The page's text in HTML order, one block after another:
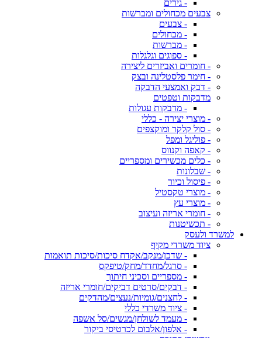
- גירים
צבעים מכחולים ומברשות
- צבעים
- מכחולים
- מברשות
- ספוגים וגלגלות
- חומרים ואביזרים ליצירה
- חימר פלסטלינה ובצק
- דבק ואמצעי הדבקה
מדבקות וטפטים
- מדבקות עגולות
- מוצרי יצירה - כללי
- סול קלקר ומוקצפים
- פוליגל ומפל
- קאפה וקנווס
- כלים מכשירים ומספריים
- שבלונות
- פיסול וכיור
- מוצרי טקסטיל
- מוצרי עץ
- חומרי אריזה ועיצוב
- תכשיטנות
למשרד ולעסק
ציוד משרדי מקיף
- שדכן/מנקב/אקדח סיכות/סיכות תואמות
- סרגל/מחדד/מחק/טיפקס
- מספריים וסכיני חיתוך
- דבקים/סרטים דביקים/חומרי אריזה
- לחצנים/גומיות/נעצים/מהדקים
- ציוד משרדי כללי
- מעמד לשולחן/מגשים/סל אשפה
- אלפון/אלבום לכרטיסי ביקור